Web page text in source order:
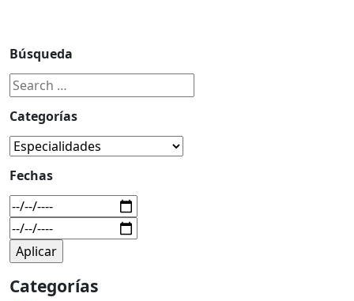
Búsqueda
Categorías
Fechas
Categorías